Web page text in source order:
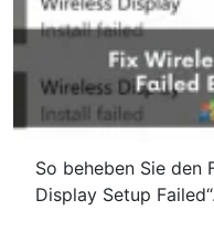
So beheben Sie den
Display Setup Failed“.